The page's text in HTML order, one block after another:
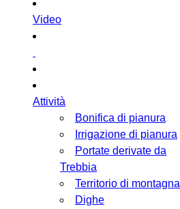
Video
Attività
Bonifica di pianura
Irrigazione di pianura
Portate derivate da
Trebbia
Territorio di montagna
Dighe